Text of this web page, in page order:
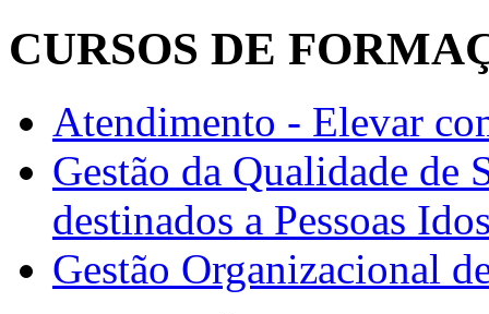
CURSOS DE
Atendimento - Elevar
Gestão da Qualidade de
destinados a Pessoas
Gestão Organizacional